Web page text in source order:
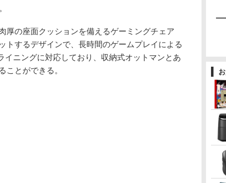
厚の座面クッションを備えるゲーミングチェア
トするデザインで、長時間のゲームプレイによる
イニングに対応しており、収納式オットマンとあ
ことができる。